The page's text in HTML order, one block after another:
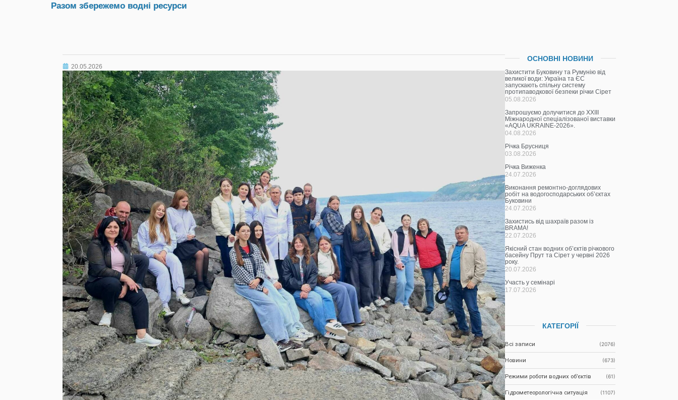
Разом збережемо водні ресурси
20.05.2026
ОСНОВНІ НОВИНИ
Захистити Буковину та Румунію від
великої води: Україна та ЄС
запускають спільну систему
протипаводкової безпеки річки Сірет
05.08.2026
Запрошуємо долучитися до ХХІІІ
Міжнародної спеціалізованої виставки
«AQUA UKRAINE-2026».
04.08.2026
Річка Брусниця
03.08.2026
Річка Виженка
24.07.2026
Виконання ремонтно-доглядових
робіт на водогосподарських об’єктах
Буковини
24.07.2026
Захистись від шахраїв разом із
BRAMA!
22.07.2026
Якісний стан водних об’єктів річкового
басейну Прут та Сірет у червні 2026
року.
20.07.2026
Участь у семінарі
17.07.2026
КАТЕГОРІЇ
Всі записи (2076)
Новини (673)
Режими роботи водних об’єктів (61)
Гідрометеорологічна ситуація (1107)